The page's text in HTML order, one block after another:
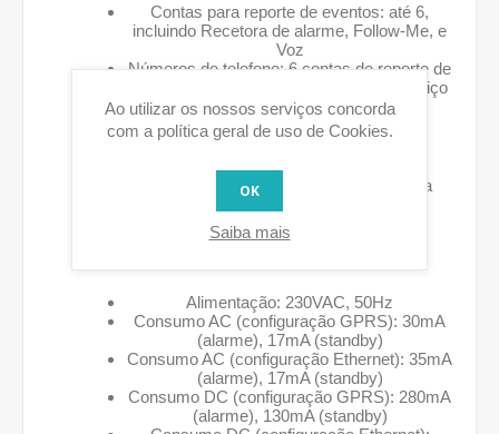
Contas para reporte de eventos: até 6,
incluindo Recetora de alarme, Follow-Me, e
Voz
Números de telefone: 6 contas de reporte de
eventos, RP Callback, chamada de serviço
Comunicadores: 3G/Ethernet
Recetor Rádio
Tipo: Super-heterodyne, frequência fixa
encriptação rádio: SecuriCode™
Alimentação: 230VAC, 50Hz
Consumo AC (configuração GPRS): 30mA
(alarme), 17mA (standby)
Consumo AC (configuração Ethernet): 35mA
(alarme), 17mA (standby)
Consumo DC (configuração GPRS): 280mA
(alarme), 130mA (standby)
Ao utilizar os nossos serviços concorda
com a política geral de uso de Cookies.
OK
Saiba mais